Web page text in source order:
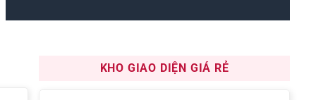
KHO GIAO DIỆN GIÁ RẺ